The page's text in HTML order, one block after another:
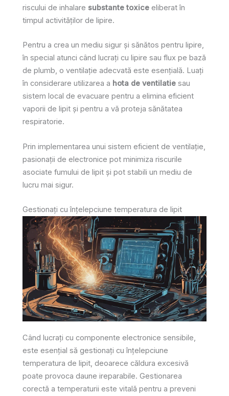
riscului de inhalare substante toxice eliberat în
timpul activităților de lipire.
Pentru a crea un mediu sigur și sănătos pentru lipire,
în special atunci când lucrați cu lipire sau flux pe bază
de plumb, o ventilație adecvată este esențială. Luați
în considerare utilizarea a hota de ventilatie sau
sistem local de evacuare pentru a elimina eficient
vaporii de lipit și pentru a vă proteja sănătatea
respiratorie.
Prin implementarea unui sistem eficient de ventilație,
pasionații de electronice pot minimiza riscurile
asociate fumului de lipit și pot stabili un mediu de
lucru mai sigur.
Gestionați cu înțelepciune temperatura de lipit
Când lucrați cu componente electronice sensibile,
este esențial să gestionați cu înțelepciune
temperatura de lipit, deoarece căldura excesivă
poate provoca daune ireparabile. Gestionarea
corectă a temperaturii este vitală pentru a preveni